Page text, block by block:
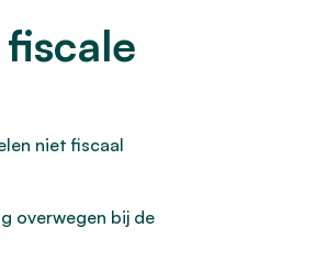
niet fiscaal
overwegen bij de